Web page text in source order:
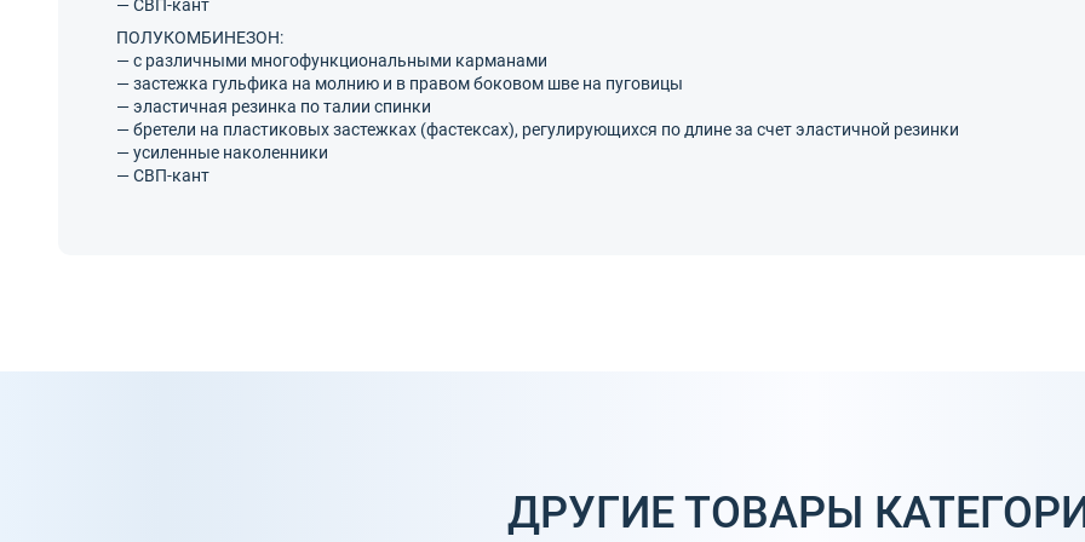
— СВП-кант
ПОЛУКОМБИНЕЗОН:
— с различными многофункциональными карманами
— застежка гульфика на молнию и в правом боковом шве на пуговицы
— эластичная резинка по талии спинки
— бретели на пластиковых застежках (фастексах), регулирующихся по длине за счет эластичной резинки
— усиленные наколенники
— СВП-кант
ДРУГИЕ ТОВАРЫ